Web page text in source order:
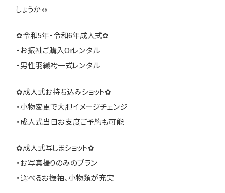
しょうか☺
✿令和5年・令和6年成人式✿
・お振袖ご購入Orレンタル
・男性羽織袴一式レンタル
✿成人式お持ち込みショット✿
・小物変更で大胆イメージチェンジ
・成人式当日お支度ご予約も可能
✿成人式写しまショット✿
・お写真撮りのみのプラン
・選べるお振袖、小物類が充実